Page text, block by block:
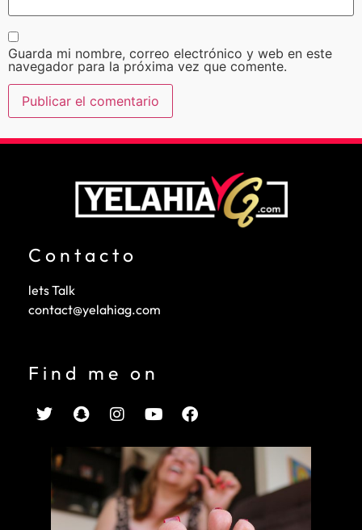
Guarda mi nombre, correo electrónico y web en este
navegador para la próxima vez que comente.
Contacto
lets Talk
contact@yelahiag.com
Find me on